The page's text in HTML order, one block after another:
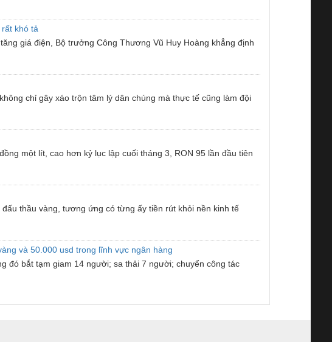
khó tả
giá điện, Bộ trưởng Công Thương Vũ Huy Hoàng khẳng định
chỉ gây xáo trộn tâm lý dân chúng mà thực tế cũng làm đội
một lít, cao hơn kỷ lục lập cuối tháng 3, RON 95 lần đầu tiên
thầu vàng, tương ứng có từng ấy tiền rút khỏi nền kinh tế
và 50.000 usd trong lĩnh vực ngân hàng
đó bắt tạm giam 14 người; sa thải 7 người; chuyển công tác